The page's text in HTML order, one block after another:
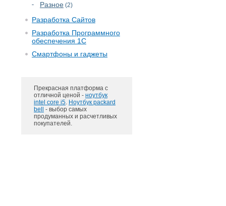
Разное (2)
Разработка Сайтов
Разработка Программного
обеспечения 1С
Смартфоны и гаджеты
Прекрасная платформа с
отличной ценой - ноутбук
intel core i5. Ноутбук packard
bell
- выбор самых
продуманных и расчетливых
покупателей.